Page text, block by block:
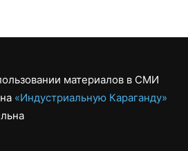
материалов в СМИ
«Индустриальную Караганду»